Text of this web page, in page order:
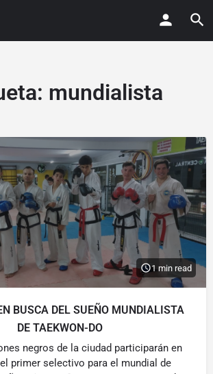
mundialista
1 min read
BUSCA DEL SUEÑO MUNDIALISTA
DE TAEKWON-DO
negros de la ciudad participarán en
primer selectivo para el mundial de